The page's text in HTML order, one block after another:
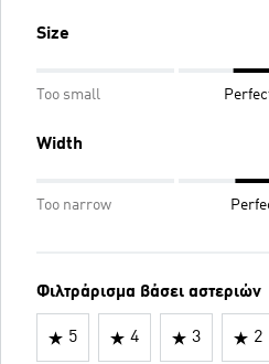
Size
Too small
Width
Too narrow
Φιλτράρισμα βάσει αστεριών
5 4 3 2